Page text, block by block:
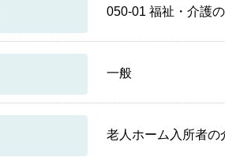
050-01 福祉・介護
一般
老人ホーム入所者の